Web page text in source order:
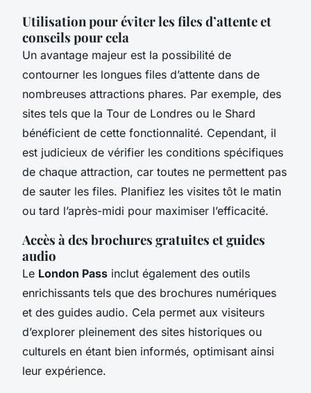
Utilisation pour éviter les files d’attente et
conseils pour cela
Un avantage majeur est la possibilité de
contourner les longues files d’attente dans de
nombreuses attractions phares. Par exemple, des
sites tels que la Tour de Londres ou le Shard
bénéficient de cette fonctionnalité. Cependant, il
est judicieux de vérifier les conditions spécifiques
de chaque attraction, car toutes ne permettent pas
de sauter les files. Planifiez les visites tôt le matin
ou tard l’après-midi pour maximiser l’efficacité.
Accès à des brochures gratuites et guides
audio
Le London Pass inclut également des outils
enrichissants tels que des brochures numériques
et des guides audio. Cela permet aux visiteurs
d’explorer pleinement des sites historiques ou
culturels en étant bien informés, optimisant ainsi
leur expérience.